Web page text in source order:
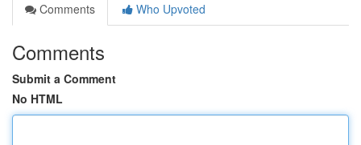
Comments
Who Upvoted
Comments
Submit a Comment
No HTML